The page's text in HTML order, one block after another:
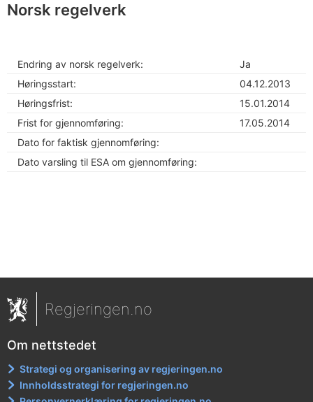
Norsk regelverk
Endring av norsk regelverk:
Ja
Høringsstart:
04.12.2013
Høringsfrist:
15.01.2014
Frist for gjennomføring:
17.05.2014
Dato for faktisk gjennomføring:
Dato varsling til ESA om gjennomføring:
Regjeringen.no
Om nettstedet
Strategi og organisering av regjeringen.no
Innholdsstrategi for regjeringen.no